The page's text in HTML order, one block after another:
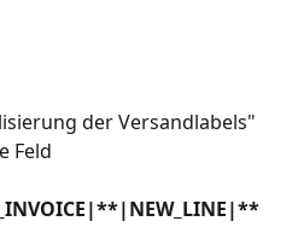
der Versandlabels"
Feld